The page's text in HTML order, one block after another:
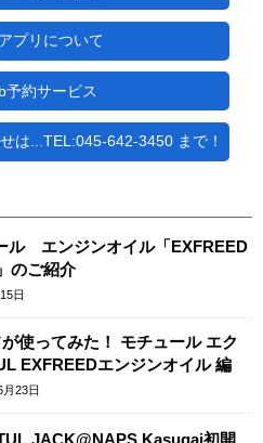
プリについて
予約サービス
は...TEL:045-642-3450 まで！
ル エンジンオイル「EXFREED
のご紹介
日
使ってみた！ モチュール エク
EXFREEDエンジンオイル 編
23日